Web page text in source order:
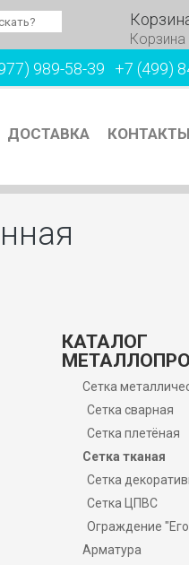
Корзина
989-58-39 +7 (499)
ДОСТАВКА КОНТАКТЫ
КАТАЛОГ
Сетка
Сетка сварная
Сетка плетёная
Сетка тканая
Сетка
Сетка ЦПВС
Ограждение
Арматура